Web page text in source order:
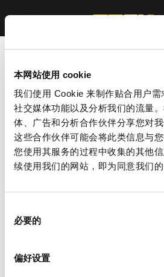
本网站使用 cookie
我们使用 Cookie 来制作贴合用户
社交媒体功能以及分析我们的流量
体、广告和分析合作伙伴分享您对
这些合作伙伴可能会将此类信息与
您使用其服务的过程中收集的其他
续使用我们的网站，即为同意我们的
必要的
偏好设置